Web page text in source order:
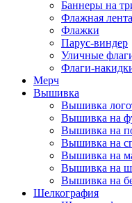
Баннеры на
Флажная лента
Флажки
Парус-виндер
Уличные
Флаги-
Мерч
Вышивка
Вышивка
Вышивка на
Вышивка на
Вышивка на
Вышивка на
Вышивка на
Вышивка на
Шелкография